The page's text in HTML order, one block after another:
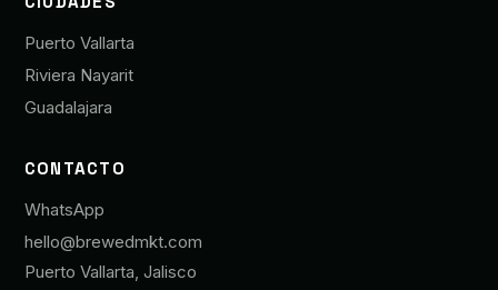
Puerto Vallarta
Riviera Nayarit
Guadalajara
CONTACTO
WhatsApp
hello@brewedmkt.com
Puerto Vallarta, Jalisco